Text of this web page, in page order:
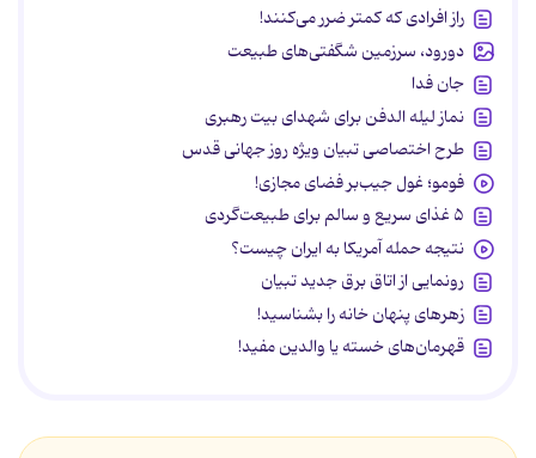
راز افرادی که کمتر ضرر می‌کنند!
دورود، سرزمین شگفتی‌های طبیعت
جان فدا
نماز لیله الدفن برای شهدای بیت رهبری
طرح اختصاصی تبیان ویژه روز جهانی قدس
فومو؛ غول جیب‌بر فضای مجازی!
۵ غذای سریع و سالم برای طبیعت‌گردی
نتیجه حمله آمریکا به ایران چیست؟
رونمایی از اتاق برق جدید تبیان
زهرهای پنهان خانه را بشناسید!
قهرمان‌های خسته یا والدین مفید!